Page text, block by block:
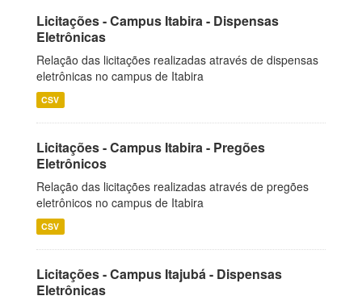
Licitações - Campus Itabira - Dispensas
Eletrônicas
Relação das licitações realizadas através de dispensas
eletrônicas no campus de Itabira
CSV
Licitações - Campus Itabira - Pregões
Eletrônicos
Relação das licitações realizadas através de pregões
eletrônicos no campus de Itabira
CSV
Licitações - Campus Itajubá - Dispensas
Eletrônicas